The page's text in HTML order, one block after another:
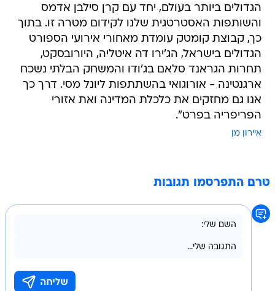
הגדולים ביותר בעולם, יחד עם קרן סילבן אדמס
והשותפות האסטרטגית שלנו לקידום מטרה זו. בתוך
כך, קבוצת קומטק עומדת מאחורי אירועי הספורט
הגדולים בישראל, הג'ירו דה איטליה, היורובסקט,
תחרות הגראנד סלאם בג'ודו והמשחק הבלתי נשכח
ארגנטינה - אורוגואי בהשתתפות ליונל מסי. דרך כך
אנו גם מחזקים את כלכלת המדינה ואת אזורי
הפריפריה בפרט".
איירון מן
טרם התפרסמו תגובות